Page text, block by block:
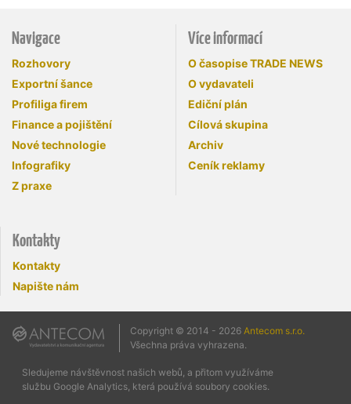
Navigace
Rozhovory
Exportní šance
Profiliga firem
Finance a pojištění
Nové technologie
Infografiky
Z praxe
Více informací
O časopise TRADE NEWS
O vydavateli
Ediční plán
Cílová skupina
Archiv
Ceník reklamy
Kontakty
Kontakty
Napište nám
Copyright © 2014 - 2026 Antecom s.r.o.
Všechna práva vyhrazena.
Sledujeme návštěvnost našich webů, a přitom využíváme
službu Google Analytics, která používá soubory cookies.